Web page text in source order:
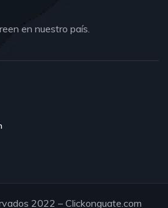
en nuestro país.
2022 – Clickonguate.com